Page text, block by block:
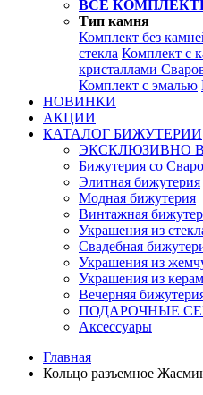
ВСЕ
Тип камня
Комплект без
стекла Комплект с
кристаллами
Комплект с эмалью
НОВИНКИ
АКЦИИ
КАТАЛОГ БИЖУТЕРИИ
ЭКСКЛЮЗИВНО В
Бижутерия со
Элитная бижутерия
Модная бижутерия
Винтажная
Украшения из
Свадебная
Украшения из
Украшения из
Вечерняя
ПОДАРОЧНЫЕ
Аксессуары
Главная
Кольцо разъемное